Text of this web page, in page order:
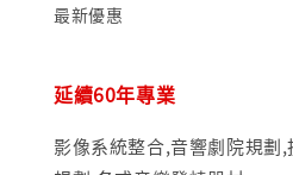
最新優惠
延續60年專業
影像系統整合,音響劇院規劃